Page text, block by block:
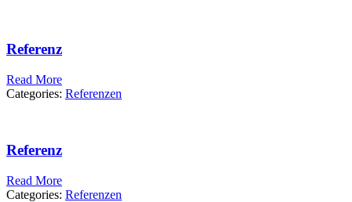
Referenz
Read More
Categories: Referenzen
Referenz
Read More
Categories: Referenzen